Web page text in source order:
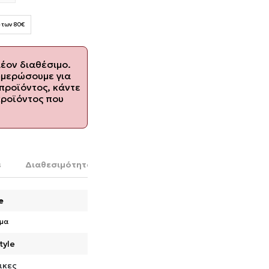
των 80€
διαθέσιμο.
για
κάντε
που
Διαθεσιμότητα στο κατάστημα